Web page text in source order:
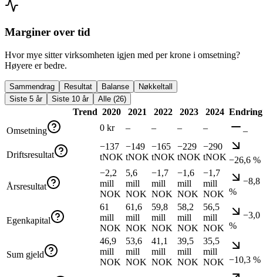
Marginer over tid
Hvor mye sitter virksomheten igjen med per krone i omsetning?
Høyere er bedre.
Sammendrag Resultat Balanse
Nøkkeltall
Siste 5 år
Siste 10 år Alle (26)
Trend 2020 2021 2022 2023 2024 Endring
Omsetning
0 kr – – – – –
Driftsresultat
−137
tNOK
−149
tNOK
−165
tNOK
−229
tNOK
−290
tNOK −26,6 %
Årsresultat
−2,2
mill
NOK
5,6
mill
NOK
−1,7
mill
NOK
−1,6
mill
NOK
−1,7
mill
NOK
−8,8
%
Egenkapital
61
mill
NOK
61,6
mill
NOK
59,8
mill
NOK
58,2
mill
NOK
56,5
mill
NOK
−3,0
%
Sum gjeld
46,9
mill
NOK
53,6
mill
NOK
41,1
mill
NOK
39,5
mill
NOK
35,5
mill
NOK −10,3 %